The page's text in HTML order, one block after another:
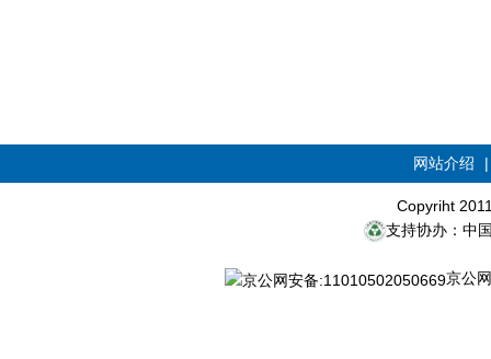
网站介绍
Copyriht
支持协办：中
京公